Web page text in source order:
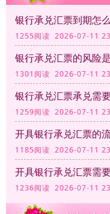
银行承兑汇票到期怎
1255阅读 2026-07-11
银行承兑汇票的风险
1301阅读 2026-07-11
银行承兑汇票承兑需
1259阅读 2026-07-11
开具银行承兑汇票的
1185阅读 2026-07-11
开具银行承兑汇票需
1236阅读 2026-07-11